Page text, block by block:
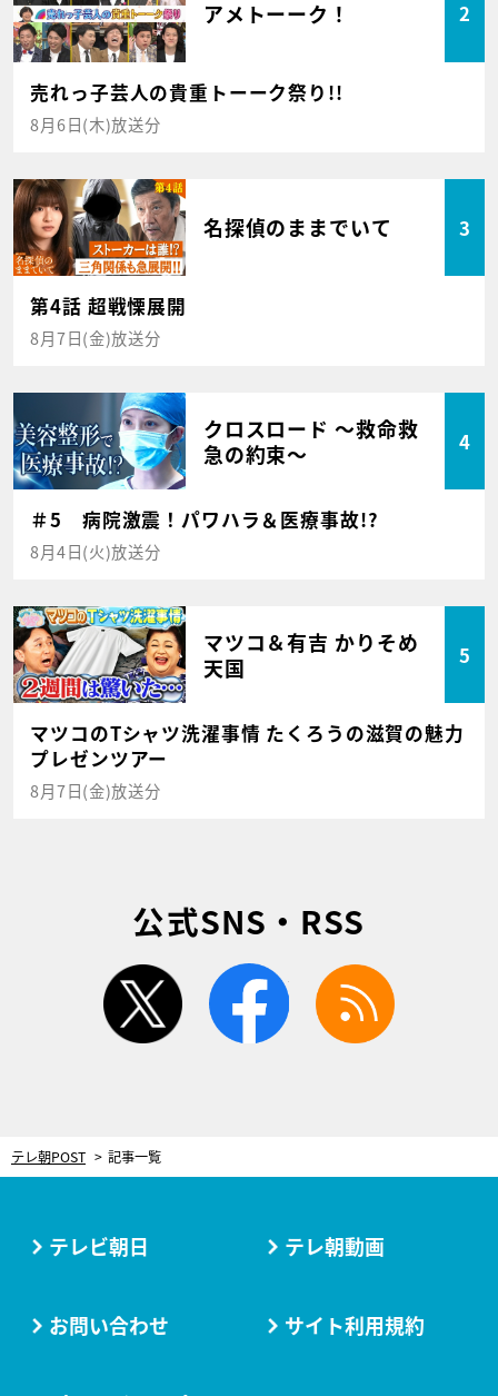
アメトーーク！ 2
売れっ子芸人の貴重トーーク祭り!!
8月6日(木)放送分
名探偵のままでいて 3
第4話 超戦慄展開
8月7日(金)放送分
クロスロード ～救命救
急の約束～
4
＃5 病院激震！パワハラ＆医療事故!?
8月4日(火)放送分
マツコ＆有吉 かりそめ
天国
5
マツコのTシャツ洗濯事情 たくろうの滋賀の魅力
プレゼンツアー
8月7日(金)放送分
公式SNS・RSS
twitter facebook
テレ朝POST 記事一覧
テレビ朝日 テレ朝動画
お問い合わせ サイト利用規約